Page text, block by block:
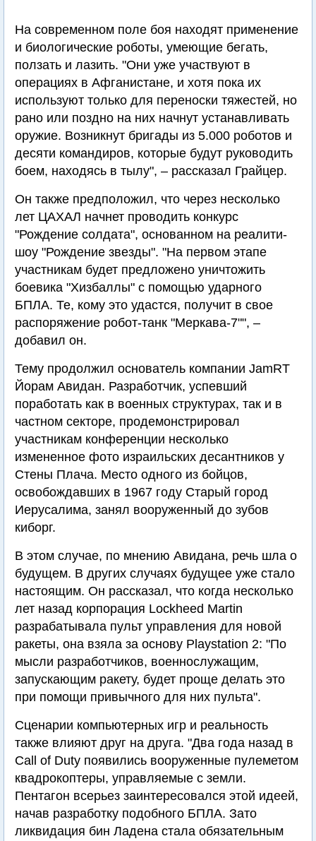
На современном поле боя находят применение
и биологические роботы, умеющие бегать,
ползать и лазить. "Они уже участвуют в
операциях в Афганистане, и хотя пока их
используют только для переноски тяжестей, но
рано или поздно на них начнут устанавливать
оружие. Возникнут бригады из 5.000 роботов и
десяти командиров, которые будут руководить
боем, находясь в тылу", – рассказал Грайцер.
Он также предположил, что через несколько
лет ЦАХАЛ начнет проводить конкурс
"Рождение солдата", основанном на реалити-
шоу "Рождение звезды". "На первом этапе
участникам будет предложено уничтожить
боевика "Хизбаллы" с помощью ударного
БПЛА. Те, кому это удастся, получит в свое
распоряжение робот-танк "Меркава-7"", –
добавил он.
Тему продолжил основатель компании JamRT
Йорам Авидан. Разработчик, успевший
поработать как в военных структурах, так и в
частном секторе, продемонстрировал
участникам конференции несколько
измененное фото израильских десантников у
Стены Плача. Место одного из бойцов,
освобождавших в 1967 году Старый город
Иерусалима, занял вооруженный до зубов
киборг.
В этом случае, по мнению Авидана, речь шла о
будущем. В других случаях будущее уже стало
настоящим. Он рассказал, что когда несколько
лет назад корпорация Lockheed Martin
разрабатывала пульт управления для новой
ракеты, она взяла за основу Playstation 2: "По
мысли разработчиков, военнослужащим,
запускающим ракету, будет проще делать это
при помощи привычного для них пульта".
Сценарии компьютерных игр и реальность
также влияют друг на друга. "Два года назад в
Call of Duty появились вооруженные пулеметом
квадрокоптеры, управляемые с земли.
Пентагон всерьез заинтересовался этой идеей,
начав разработку подобного БПЛА. Зато
ликвидация бин Ладена стала обязательным